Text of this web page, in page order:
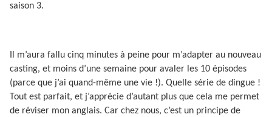
saison 3.
Il m’aura fallu cinq minutes à peine pour m’adapter au nouveau
casting, et moins d’une semaine pour avaler les 10 épisodes
(parce que j’ai quand-même une vie !). Quelle série de dingue !
Tout est parfait, et j’apprécie d’autant plus que cela me permet
de réviser mon anglais. Car chez nous, c’est un principe de